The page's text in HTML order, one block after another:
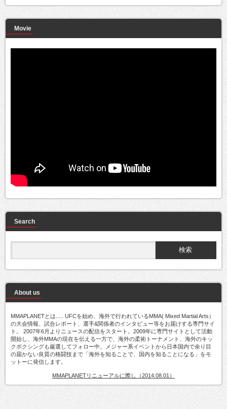
Movie
Search
About us
MMAPLANETとは..... UFCを始め、海外で行われているMMA( Mixed Martial Arts）
の大会情報、試合レポート、選手&関係者のインタビュー等をお届けする専門サイ
ト。 2007年6月よりニュースの配信をスタート。2009年に専門サイトとして活動
開始し、海外MMAの現在を伝える一方で、海外の柔術トーナメント、海外のキッ
クボクシングも厳選してフォロー中。メジャー系イベントから日本国内で余り目
の届かない良質の格闘技まで「海外を知ることで、国内を知ることになる」をモ
ットーに発信します。
MMAPLANETリニューアルに際し（2014.08.01）